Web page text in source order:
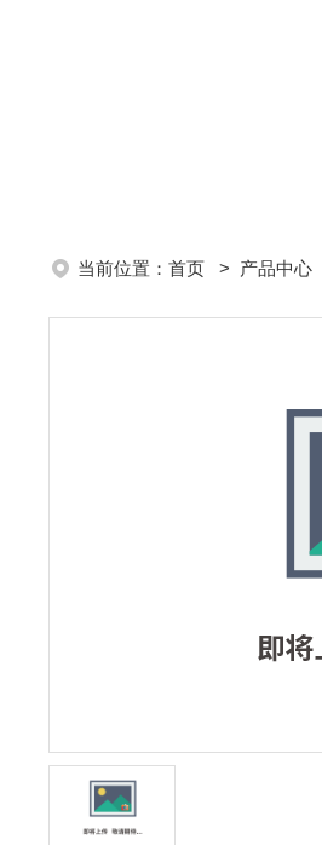
当前位置： 首页 > 产品中心